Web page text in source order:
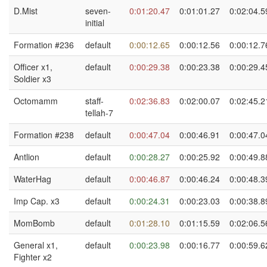
D.Mist
seven-
initial
0:01:20.47 0:01:01.27
Formation #236 default 0:00:12.65 0:00:12.56
Officer x1,
Soldier x3
default 0:00:29.38 0:00:23.38
Octomamm
staff-
tellah-7
0:02:36.83 0:02:00.07
Formation #238 default 0:00:47.04 0:00:46.91
Antlion
default 0:00:28.27 0:00:25.92
WaterHag
default 0:00:46.87 0:00:46.24
Imp Cap. x3
default 0:00:24.31 0:00:23.03
MomBomb
default 0:01:28.10 0:01:15.59
General x1,
Fighter x2
default 0:00:23.98 0:00:16.77